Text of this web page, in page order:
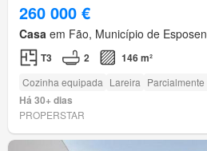
260 000 €
Casa em Fão, Município de
T3 2 146 m²
Cozinha equipada Lareira
Há 30+ dias
PROPERSTAR